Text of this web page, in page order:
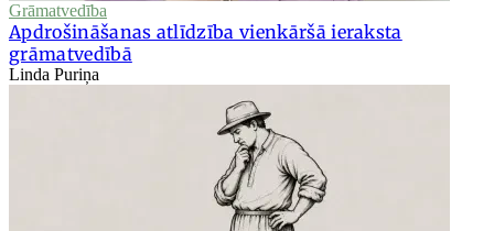
Grāmatvedība
Apdrošināšanas atlīdzība vienkāršā ieraksta
grāmatvedībā
Linda Puriņa